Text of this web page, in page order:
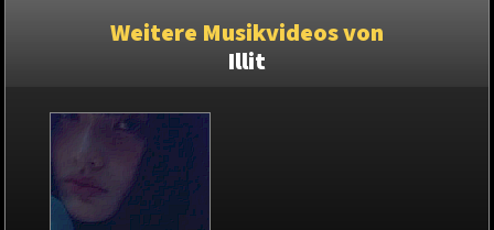
Weitere Musikvideos von
Illit